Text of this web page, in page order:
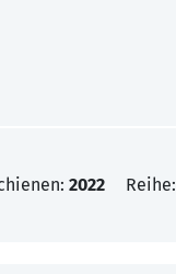
2022 Reihe: